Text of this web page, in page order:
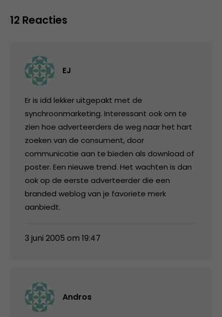
12 Reacties
EJ
Er is idd lekker uitgepakt met de
synchroonmarketing. Interessant ook om te
zien hoe adverteerders de weg naar het hart
zoeken van de consument, door
communicatie aan te bieden als download of
poster. Een nieuwe trend. Het wachten is dan
ook op de eerste adverteerder die een
branded weblog van je favoriete merk
aanbiedt.
3 juni 2005 om 19:47
Andros